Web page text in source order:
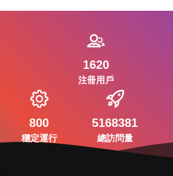
1620
注冊用戶
800
穩定運行
5168381
總訪問量